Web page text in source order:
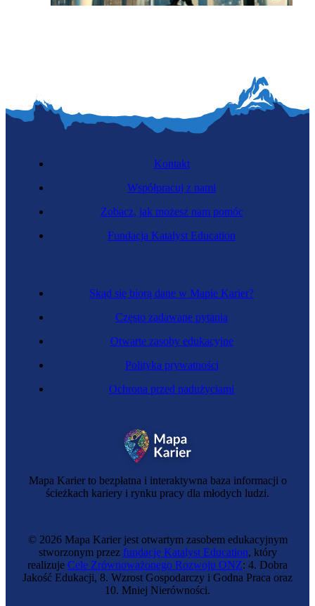
Specjalista budownictwa
Mapa Karier to bezpłatna i interaktywna baza informacji o
ścieżkach kariery i rynku pracy dla młodych ludzi.
Skąd się biorą dane w Mapie Karier?
Często zadawane pytania
Otwarte zasoby edukacyjne
Polityka prywatności
Ochrona przed nadużyciami
Kontakt
Współpracuj z nami
Zobacz, jak możesz nam pomóc
Fundacja Katalyst Education
© 2026 Mapa Karier jest otwartym zasobem edukacyjnym
stworzonym przez fundację Katalyst Education, który
realizuje Cele Zrównoważonego Rozwoju ONZ: 4. Dobra
Jakość Edukacji, 8. Wzrost Gospodarczy i Godna Praca oraz
10. Mniej Nierówności.